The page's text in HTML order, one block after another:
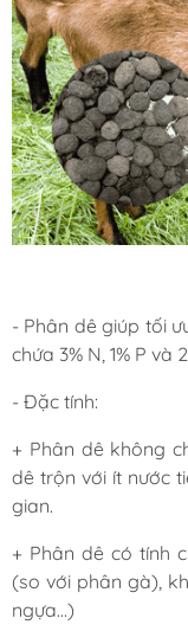
- Phân dê giúp tối
chứa 3% N, 1% P và
- Đặc tính:
+ Phân dê không
dê trộn với ít nước
gian.
+ Phân dê có tính
(so với phân gà),
ngựa…)